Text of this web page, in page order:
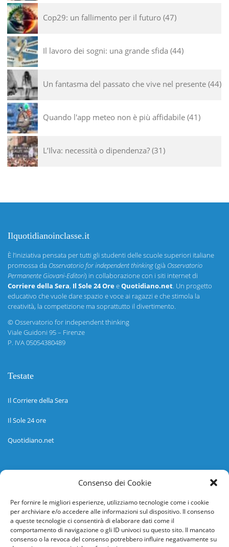
Consenso dei Cookie
Per fornire le migliori esperienze, utilizziamo tecnologie come i cookie
per archiviare e/o accedere alle informazioni sul dispositivo. Il consenso
a queste tecnologie ci consentirà di elaborare dati come il
comportamento di navigazione o gli ID univoci su questo sito. Il mancato
consenso o la revoca del consenso potrebbero influire negativamente su
Cop29: un fallimento per il futuro 47
Il lavoro dei sogni: una grande sfida 44
Un fantasma del passato che vive nel presente 44
Quando l'app meteo non è più affidabile 41
L’Ilva: necessità o dipendenza? 31
Ilquotidianoinclasse.it
È l’iniziativa pensata per tutti gli studenti delle scuole superiori italiane
promossa da Osservatorio for independent thinking(già Osservatorio
Permanente Giovani-Editori) in collaborazione con i siti internet di
Corriere della Sera, Il Sole 24 OreeQuotidiano.net. Un progetto
educativo che vuole dare spazio e voce ai ragazzi e che stimola la
creatività, la competizione ma soprattutto il divertimento.
©Osservatorio for independent thinking
Viale Guidoni 95 – Firenze
P. IVA 05054380489
Testate
Il Corriere della Sera
Il Sole 24 ore
Quotidiano.net
Informazioni
Help desk
Guida rapida